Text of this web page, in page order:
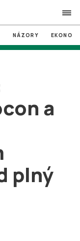
search
NÁZORY
a
plný